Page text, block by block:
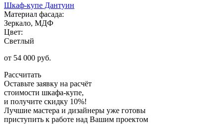
Шкаф-купе Дантуин
Материал фасада:
Зеркало, МДФ
Цвет:
Светлый
от 54 000 руб.
Рассчитать
Оставьте заявку на расчёт
стоимости шкафа-купе,
и получите скидку 10%!
Лучшие мастера и дизайнеры уже готовы
приступить к работе над Вашим проектом